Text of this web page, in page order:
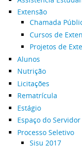
Extensão
Chamada
Cursos de
Projetos de
Alunos
Nutrição
Licitações
Rematrícula
Estágio
Espaço do Servidor
Processo Seletivo
Sisu 2017